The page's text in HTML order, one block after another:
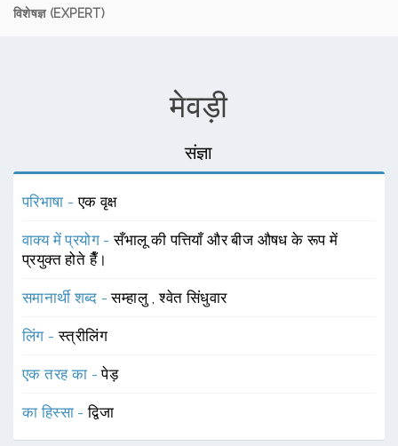
विशेषज्ञ (EXPERT)
मेवड़ी
संज्ञा
परिभाषा -एक वृक्ष
वाक्य में प्रयोग -सँभालू की पत्तियाँ और बीज औषध के रूप में
प्रयुक्त होते हैँ।
समानार्थी शब्द -सम्हालु ,श्वेत सिंधुवार
लिंग -स्त्रीलिंग
एक तरह का -पेड़
का हिस्सा -द्विजा